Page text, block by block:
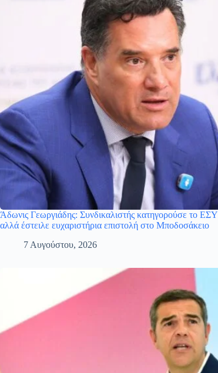
Άδωνις Γεωργιάδης: Συνδικαλιστής κατηγορούσε το ΕΣΥ
αλλά έστειλε ευχαριστήρια επιστολή στο Μποδοσάκειο
7 Αυγούστου, 2026